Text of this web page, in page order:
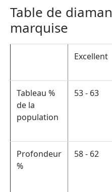
Table de
marquise
Excellent
Tableau %
de la
population
53 - 63
Profondeur
%
58 - 62